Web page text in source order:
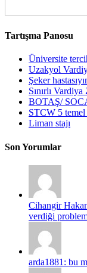
Tartışma Panosu
Üniversite
Uzakyol
Şeker
Sınırlı
BOTAŞ/
STCW 5
Liman stajı
Son Yorumlar
Cihangir
verdiği
arda1881: bu